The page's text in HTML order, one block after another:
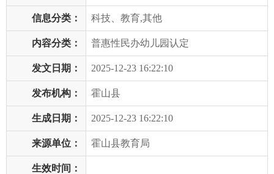
信息分类： 科技、教育,其他
内容分类： 普惠性民办幼儿园认定
发文日期： 2025-12-23 16:22:10
发布机构： 霍山县
生成日期： 2025-12-23 16:22:10
来源单位： 霍山县教育局
生效时间：